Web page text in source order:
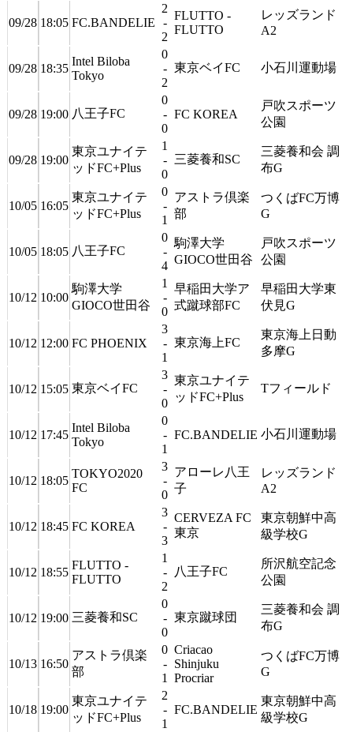
09/28 18:05 FC.BANDELIE
2
-
2
FLUTTO -
FLUTTO
レッズランド
A2
09/28 18:35
Intel Biloba
Tokyo
0
-
2
東京ベイFC 小石川運動場
09/28 19:00 八王子FC
0
-
0
FC KOREA
戸吹スポーツ
公園
09/28 19:00
東京ユナイテ
ッドFC+Plus
1
-
0
三菱養和SC
三菱養和会 調
布G
10/05 16:05
東京ユナイテ
ッドFC+Plus
0
-
1
アストラ倶楽
部
つくばFC万博
G
10/05 18:05 八王子FC
0
-
4
駒澤大学
GIOCO世田谷
戸吹スポーツ
公園
10/12 10:00
駒澤大学
GIOCO世田谷
1
-
0
早稲田大学ア
式蹴球部FC
早稲田大学東
伏見G
10/12 12:00 FC PHOENIX
3
-
1
東京海上FC
東京海上日動
多摩G
10/12 15:05 東京ベイFC
3
-
0
東京ユナイテ
ッドFC+Plus
Tフィールド
10/12 17:45
Intel Biloba
Tokyo
0
-
1
FC.BANDELIE 小石川運動場
10/12 18:05
TOKYO2020
FC
3
-
0
アローレ八王
子
レッズランド
A2
10/12 18:45 FC KOREA
3
-
3
CERVEZA FC
東京
東京朝鮮中高
級学校G
10/12 18:55
FLUTTO -
FLUTTO
1
-
2
八王子FC
所沢航空記念
公園
10/12 19:00 三菱養和SC
0
-
0
東京蹴球団
三菱養和会 調
布G
10/13 16:50
アストラ倶楽
部
0
-
1
Criacao
Shinjuku
Procriar
つくばFC万博
G
10/18 19:00
東京ユナイテ
ッドFC+Plus
2
-
1
FC.BANDELIE
東京朝鮮中高
級学校G